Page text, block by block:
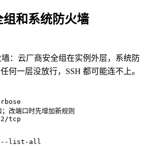
组和系统防火墙
：云厂商安全组在实例外层，系统防
何一层没放行，SSH 都可能连不上。
改端口时先增加新规则
tcp
--list-all